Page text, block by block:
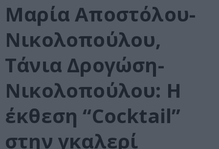
Μαρία Αποστόλου-
Νικολοπούλου,
Τάνια Δρογώση-
Νικολοπούλου: Η
έκθεση “Cocktail”
στην γκαλερί